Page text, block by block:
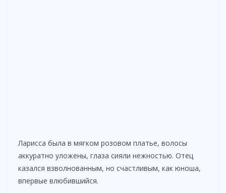
Ларисса была в мягком розовом платье, волосы
аккуратно уложены, глаза сияли нежностью. Отец
казался взволнованным, но счастливым, как юноша,
впервые влюбившийся.